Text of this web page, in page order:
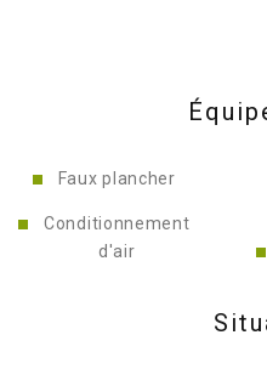
Faux plancher
Conditionnement
d'air